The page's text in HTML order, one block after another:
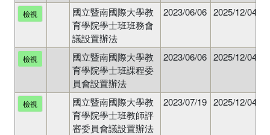
檢視
國立暨南國際大學教
育學院學士班班務會
議設置辦法
2023/06/06 2025/12/04
檢視
國立暨南國際大學教
育學院學士班課程委
員會設置辦法
2023/06/06 2025/12/04
檢視
國立暨南國際大學教
育學院學士班教師評
審委員會議設置辦法
2023/07/19 2025/12/04